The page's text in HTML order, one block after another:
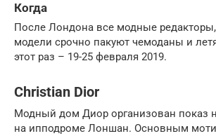
Когда
После Лондона все модные
модели срочно пакуют чемоданы и
этот раз – 19-25 февраля 2019.
Christian Dior
Модный дом Диор организован показ
на ипподроме Лоншан. Основным